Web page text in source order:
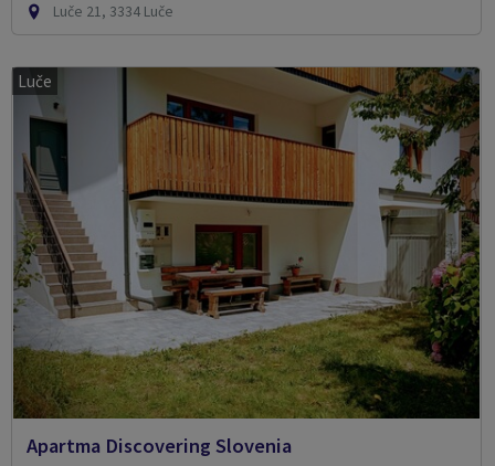
Luče 21, 3334 Luče
Luče
Apartma Discovering Slovenia